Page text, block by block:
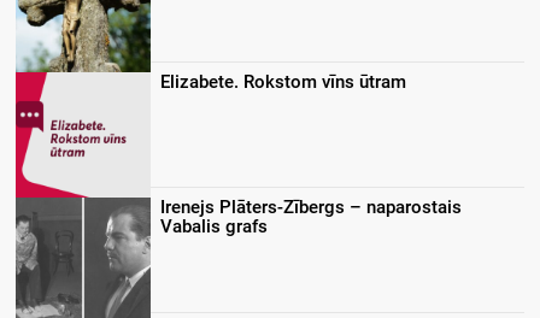
Elizabete. Rokstom vīns ūtram
Irenejs Plāters-Zībergs – naparostais
Vabalis grafs